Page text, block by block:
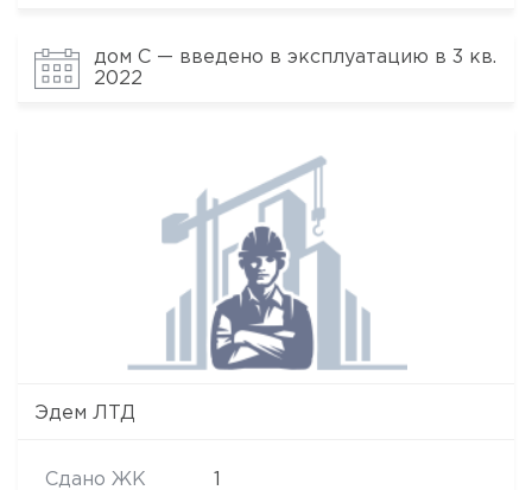
дом C — введено в эксплуатацию в 3 кв.
2022
Эдем ЛТД
Сдано ЖК 1